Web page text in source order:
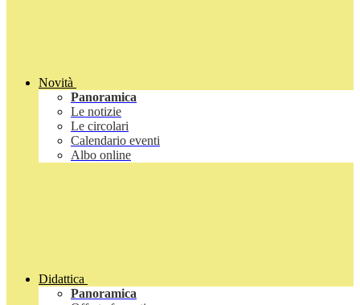
Novità
Panoramica
Le notizie
Le circolari
Calendario eventi
Albo online
Didattica
Panoramica